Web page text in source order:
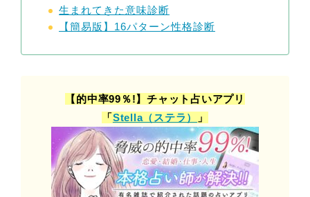
生まれてきた意味診断
【簡易版】16パターン性格診断
【的中率99％!】チャット占いアプリ
「Stella（ステラ） 」